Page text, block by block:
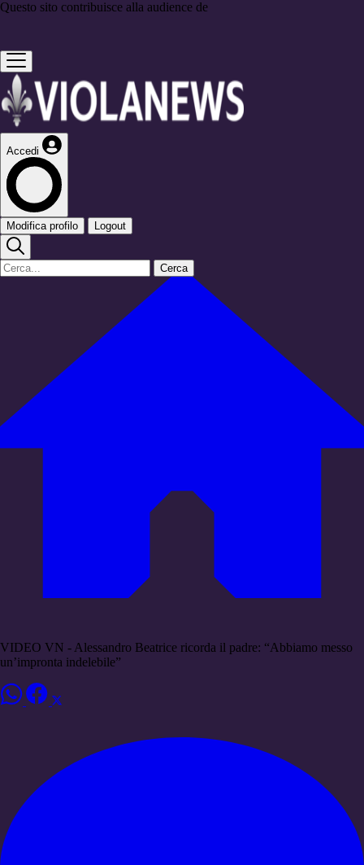
Questo sito contribuisce alla audience de
Accedi
Modifica profilo Logout
Cerca
VIDEO VN - Alessandro Beatrice ricorda il padre: “Abbiamo messo
un’impronta indelebile”